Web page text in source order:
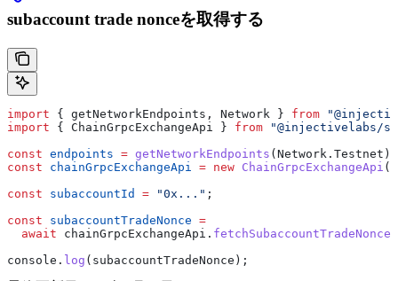
subaccount trade nonceを取得する
import { getNetworkEndpoints , Network } from
import { ChainGrpcExchangeApi } from "@injectivelabs/
const endpoints = getNetworkEndpoints (Network . Testnet );
const chainGrpcExchangeApi = new ChainGrpcExchangeApi (
const subaccountId = "0x..." ;
const subaccountTradeNonce =
  await
chainGrpcExchangeApi . fetchSubaccountTradeNonce
console . log ( subaccountTradeNonce );